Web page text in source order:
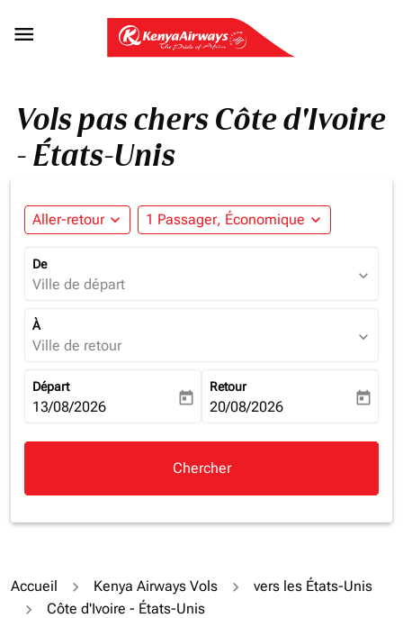

Vols pas chers Côte d'Ivoire
- États-Unis
Aller-retour expand_more 1 Passager, Économique expand_more
De
Ville de départ expand_more
À
Ville de retour expand_more
Départ
fc-booking-departure-date-aria-label
13/08/2026 today
Retour
fc-booking-return-date-aria-
20/08/2026 today
Chercher
Accueil Kenya Airways Vols
vers les États-Unis
Côte d'Ivoire - États-Unis